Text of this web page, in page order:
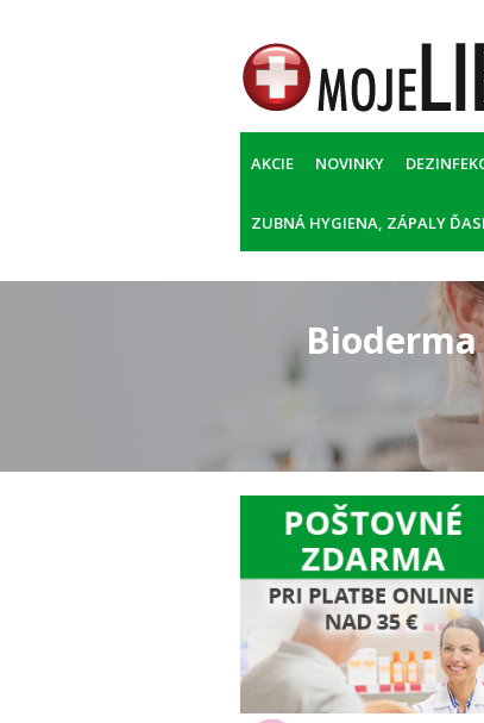
AKCIE NOVINKY
ZUBNÁ HYGIENA, ZÁPALY
Bioderma